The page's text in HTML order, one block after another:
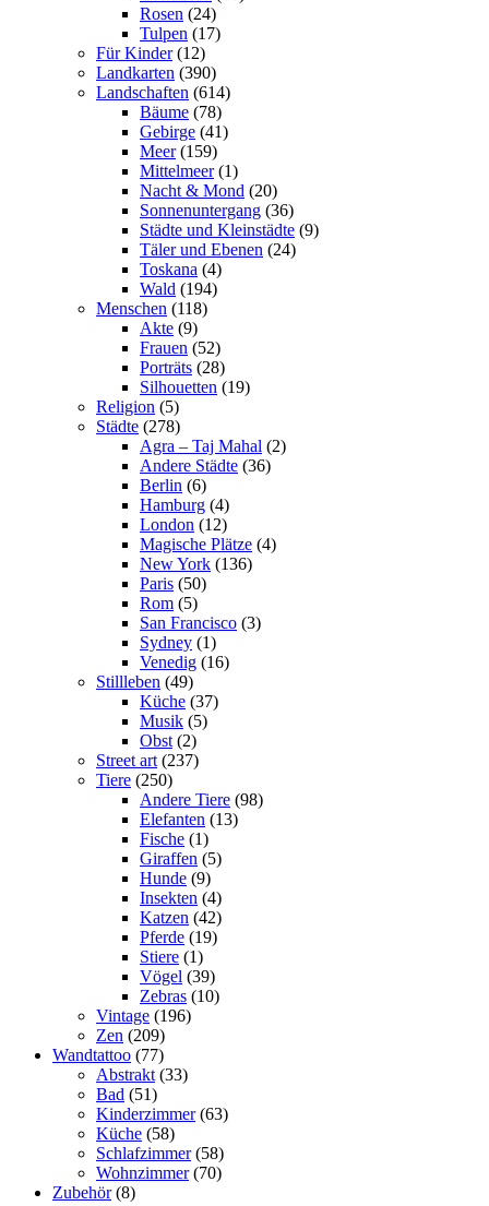
Rosen (24)
Tulpen (17)
Für Kinder (12)
Landkarten (390)
Landschaften (614)
Bäume (78)
Gebirge (41)
Meer (159)
Mittelmeer (1)
Nacht & Mond (20)
Sonnenuntergang (36)
Städte und Kleinstädte (9)
Täler und Ebenen (24)
Toskana (4)
Wald (194)
Menschen (118)
Akte (9)
Frauen (52)
Porträts (28)
Silhouetten (19)
Religion (5)
Städte (278)
Agra – Taj Mahal (2)
Andere Städte (36)
Berlin (6)
Hamburg (4)
London (12)
Magische Plätze (4)
New York (136)
Paris (50)
Rom (5)
San Francisco (3)
Sydney (1)
Venedig (16)
Stillleben (49)
Küche (37)
Musik (5)
Obst (2)
Street art (237)
Tiere (250)
Andere Tiere (98)
Elefanten (13)
Fische (1)
Giraffen (5)
Hunde (9)
Insekten (4)
Katzen (42)
Pferde (19)
Stiere (1)
Vögel (39)
Zebras (10)
Vintage (196)
Zen (209)
Wandtattoo (77)
Abstrakt (33)
Bad (51)
Kinderzimmer (63)
Küche (58)
Schlafzimmer (58)
Wohnzimmer (70)
Zubehör (8)